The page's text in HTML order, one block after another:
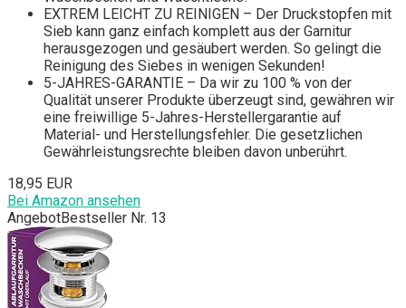
EXTREM LEICHT ZU REINIGEN – Der Druckstopfen mit
Sieb kann ganz einfach komplett aus der Garnitur
herausgezogen und gesäubert werden. So gelingt die
Reinigung des Siebes in wenigen Sekunden!
5-JAHRES-GARANTIE – Da wir zu 100 % von der
Qualität unserer Produkte überzeugt sind, gewähren wir
eine freiwillige 5-Jahres-Herstellergarantie auf
Material- und Herstellungsfehler. Die gesetzlichen
Gewährleistungsrechte bleiben davon unberührt.
18,95 EUR
Bei Amazon ansehen
AngebotBestseller Nr. 13